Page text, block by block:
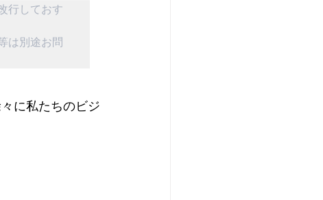
行しておす
は別途お問
に私たちのビジ